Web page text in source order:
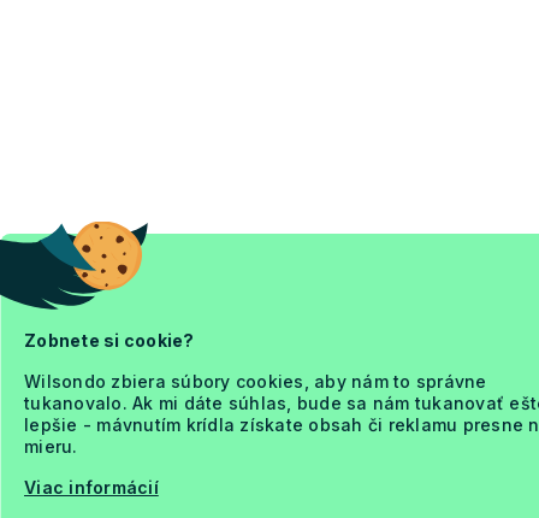
Zobnete si cookie?
Wilsondo zbiera súbory cookies, aby nám to správne
tukanovalo. Ak mi dáte súhlas, bude sa nám tukanovať
lepšie - mávnutím krídla získate obsah či reklamu presne
mieru.
Viac informácií